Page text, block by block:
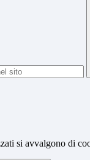
si avvalgono di